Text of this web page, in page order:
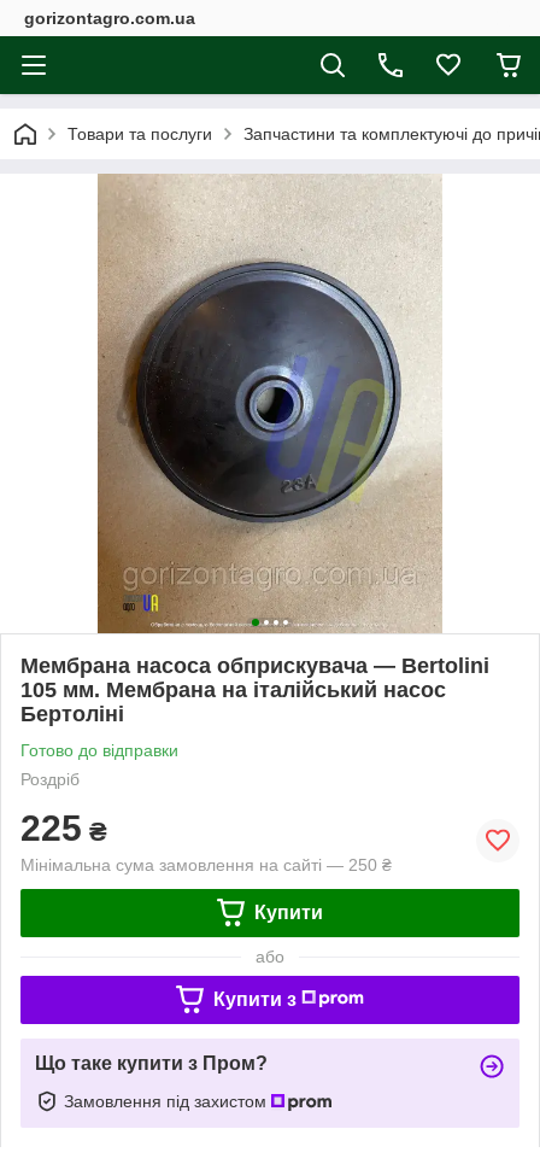
gorizontagro.com.ua
Товари та послуги Запчастини та комплектуючі до
Мембрана насоса обприскувача — Bertolini
105 мм. Мембрана на італійський насос
Бертоліні
Готово до відправки
Роздріб
225 ₴
Мінімальна сума замовлення на сайті — 250 ₴
Купити
або
Купити з
Що таке купити з Пром?
Замовлення під захистом